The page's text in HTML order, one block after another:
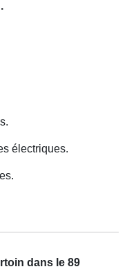
électriques.
dans le 89